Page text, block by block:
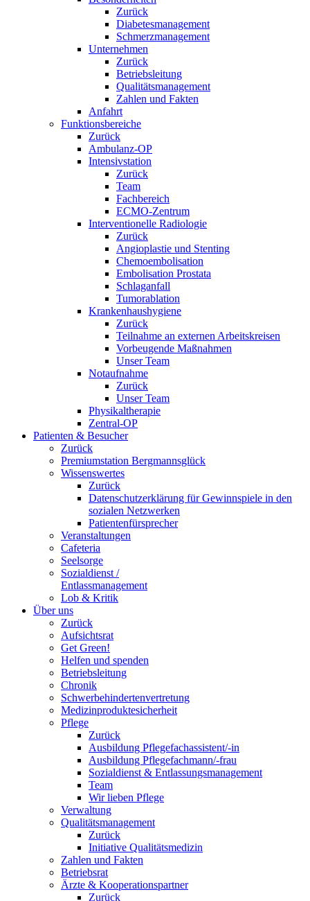
Zurück
Diabetesmanagement
Schmerzmanagement
Unternehmen
Zurück
Betriebsleitung
Qualitätsmanagement
Zahlen und Fakten
Anfahrt
Funktionsbereiche
Zurück
Ambulanz-OP
Intensivstation
Zurück
Team
Fachbereich
ECMO-Zentrum
Interventionelle Radiologie
Zurück
Angioplastie und Stenting
Chemoembolisation
Embolisation Prostata
Schlaganfall
Tumorablation
Krankenhaushygiene
Zurück
Teilnahme an externen Arbeitskreisen
Vorbeugende Maßnahmen
Unser Team
Notaufnahme
Zurück
Unser Team
Physikaltherapie
Zentral-OP
Patienten & Besucher
Zurück
Premiumstation Bergmannsglück
Wissenswertes
Zurück
Datenschutzerklärung für Gewinnspiele in den
sozialen Netzwerken
Patientenfürsprecher
Veranstaltungen
Cafeteria
Seelsorge
Sozialdienst /
Entlassmanagement
Lob & Kritik
Über uns
Zurück
Aufsichtsrat
Get Green!
Helfen und spenden
Betriebsleitung
Chronik
Schwerbehindertenvertretung
Medizinproduktesicherheit
Pflege
Zurück
Ausbildung Pflegefachassistent/-in
Ausbildung Pflegefachmann/-frau
Sozialdienst & Entlassungsmanagement
Team
Wir lieben Pflege
Verwaltung
Qualitätsmanagement
Zurück
Initiative Qualitätsmedizin
Zahlen und Fakten
Betriebsrat
Ärzte & Kooperationspartner
Zurück